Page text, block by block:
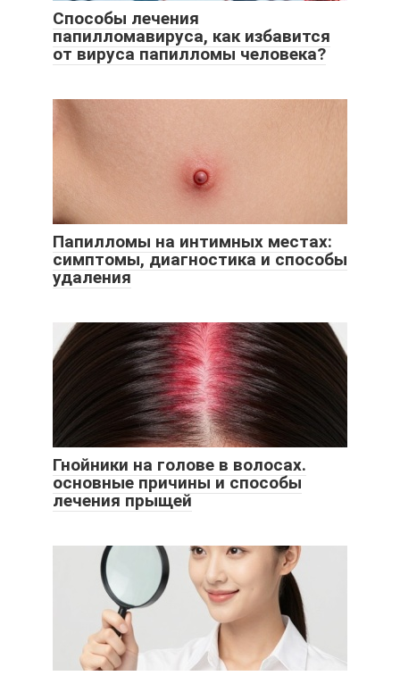
Способы лечения
папилломавируса, как избавится
от вируса папилломы человека?
Папилломы на интимных местах:
симптомы, диагностика и способы
удаления
Гнойники на голове в волосах.
основные причины и способы
лечения прыщей